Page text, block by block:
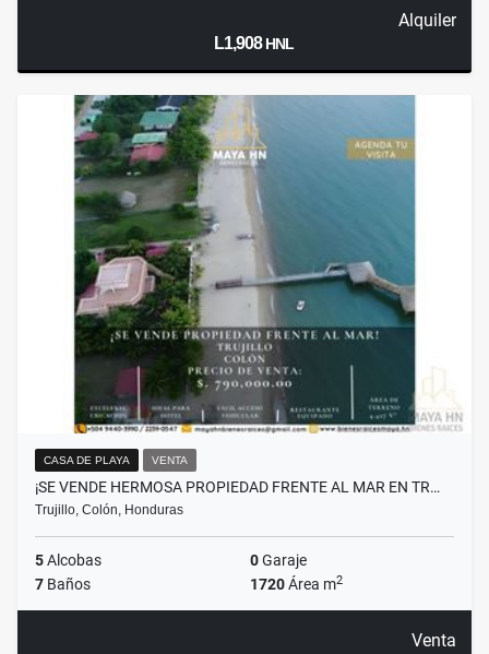
Alquiler
L1,908HNL
CASA DE PLAYA VENTA
¡SE VENDE HERMOSA PROPIEDAD FRENTE AL MAR EN TR…
Trujillo, Colón, Honduras
5Alcobas 0Garaje
7 Baños 1720Área m2
Venta